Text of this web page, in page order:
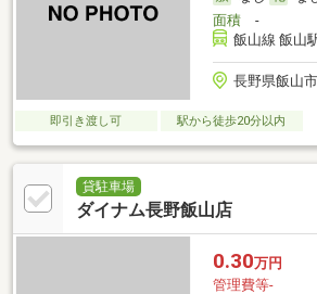
面積-
飯山線 飯山
長野県飯山
即引き渡し可 駅から徒歩20分以内
貸駐車場
ダイナム長野飯山店
0.30万円
管理費等-